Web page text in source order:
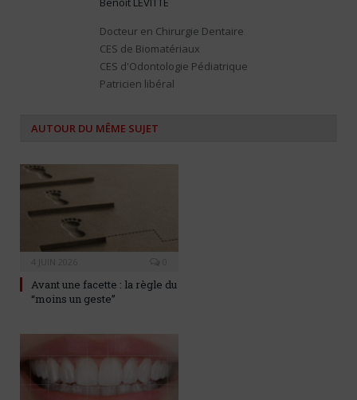
Docteur en Chirurgie Dentaire
CES de Biomatériaux
CES d'Odontologie Pédiatrique
Patricien libéral
AUTOUR DU MÊME SUJET
Avant une facette : la règle du
“moins un geste”